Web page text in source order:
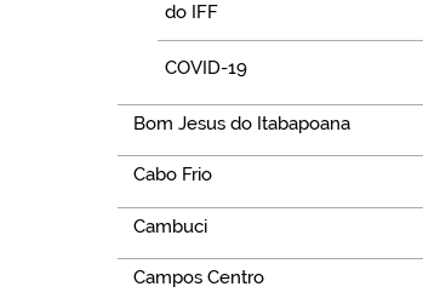
do IFF
COVID-19
Bom Jesus do Itabapoana
Cabo Frio
Cambuci
Campos Centro